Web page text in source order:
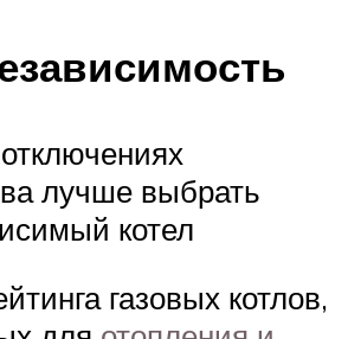
лучше выбрать
котел
газовых котлов,